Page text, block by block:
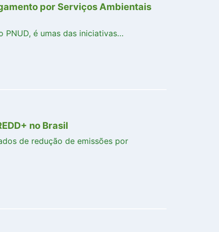
por Serviços Ambientais
PNUD, é umas das iniciativas…
no Brasil
de redução de emissões por